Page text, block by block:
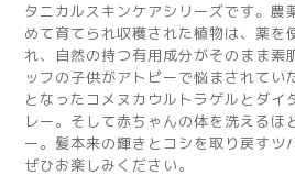
タニカルスキンケアシリーズです。農
めて育てられ収穫された植物は、薬を
れ、自然の持つ有用成分がそのまま素
ッフの子供がアトピーで悩まされてい
となったコメヌカウルトラゲルとダイ
レー。そして赤ちゃんの体を洗えるほ
ー。髪本来の輝きとコシを取り戻すツ
ぜひお楽しみください。